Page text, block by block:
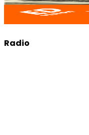
Radio